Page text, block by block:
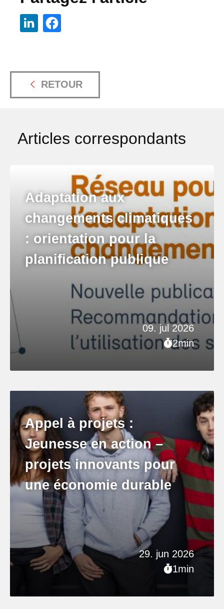
RETOUR
Articles correspondants
09. jul 2026
2min
Adaptation aux
changements climatiques
: orientation pour la
planification publique
29. jun 2026
1min
Appel à projets :
Jeunesse en action –
projets innovants pour
une économie durable